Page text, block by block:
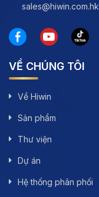
sales@hiwin.com.hk
VỀ CHÚNG TÔI
Về Hiwin
Sản phẩm
Thư viện
Dự án
Hệ thống phân phối